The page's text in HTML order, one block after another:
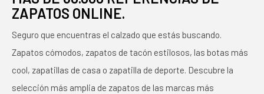
ZAPATOS ONLINE.
Seguro que encuentras el calzado que estás buscando.
Zapatos cómodos, zapatos de tacón estilosos, las botas más
cool, zapatillas de casa o zapatilla de deporte. Descubre la
selección más amplia de zapatos de las marcas más